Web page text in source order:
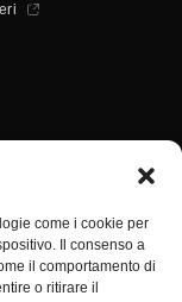
come i cookie per
Il consenso a
il comportamento di
o ritirare il